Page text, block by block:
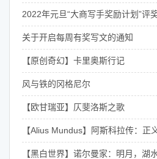
2022年元旦“大商写手奖励计划”评
关于开启每周有奖写文的通知
【原创奇幻】卡里奥斯行记
风与铁的冈格尼尔
【欧甘瑞亚】仄斐洛斯之歌
【Alius Mundus】阿斯科拉传：
【黑白世界】诺尔曼家：明月，湖